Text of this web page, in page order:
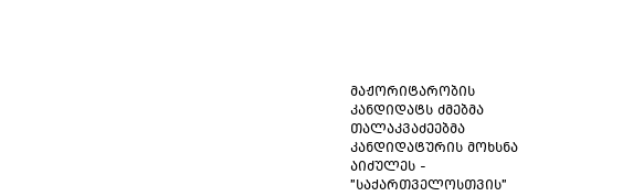
მაჟორიტარობის
კანდიდატს ძმებმა
თალაკვაძეებმა
კანდიდატურის მოხსნა
აიძულეს -
"საქართველოსთვის"